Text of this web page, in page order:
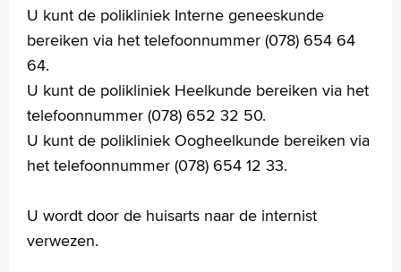
Contact
Verwijzers
Tekstgrootte A+
U kunt de polikliniek Interne geneeskunde
bereiken via het telefoonnummer (078) 654 64
64.
U kunt de polikliniek Heelkunde bereiken via het
telefoonnummer (078) 652 32 50.
U kunt de polikliniek Oogheelkunde bereiken via
het telefoonnummer (078) 654 12 33.
U wordt door de huisarts naar de internist
verwezen.